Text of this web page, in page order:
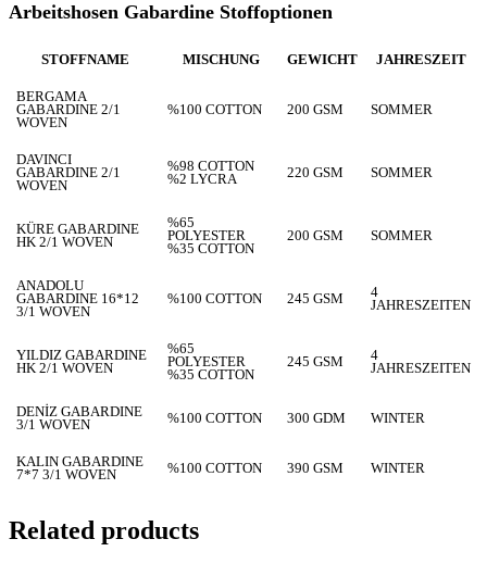
Arbeitshosen Gabardine Stoffoptionen
STOFFNAME MISCHUNG GEWICHT JAHRESZEIT
BERGAMA
GABARDINE 2/1
WOVEN
%100 COTTON 200 GSM SOMMER
DAVINCI
GABARDINE 2/1
WOVEN
%98 COTTON
%2 LYCRA
220 GSM SOMMER
KÜRE GABARDINE
HK 2/1 WOVEN
%65
POLYESTER
%35 COTTON
200 GSM SOMMER
ANADOLU
GABARDINE 16*12
3/1 WOVEN
%100 COTTON 245 GSM
4
JAHRESZEITEN
YILDIZ GABARDINE
HK 2/1 WOVEN
%65
POLYESTER
%35 COTTON
245 GSM
4
JAHRESZEITEN
DENİZ GABARDINE
3/1 WOVEN
%100 COTTON 300 GDM WINTER
KALIN GABARDINE
7*7 3/1 WOVEN
%100 COTTON 390 GSM WINTER
Related products